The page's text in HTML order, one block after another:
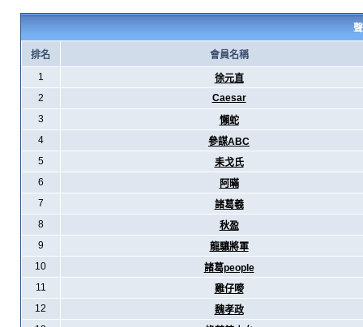
排名
會員名稱
1
徐元直
2
Caesar
3
懶蛇
4
參謀ABC
5
耒戈氏
6
阿暪
7
諸葛羲
8
秋盈
9
龍驤將軍
10
諸葛people
11
雞仔嘜
12
魏孝政